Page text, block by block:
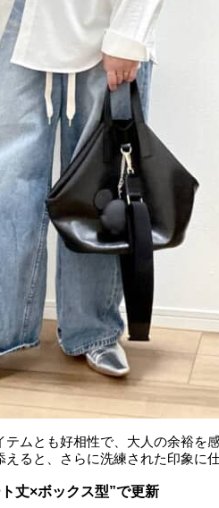
ムとも好相性で、大人の余裕を
ると、さらに洗練された印象に仕
丈×ボックス型”で更新